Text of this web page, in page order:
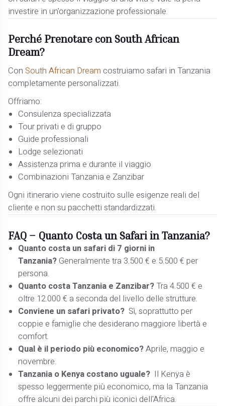
investire in un'organizzazione professionale.
Perché Prenotare con South African
Dream?
Con South African Dream costruiamo safari in Tanzania
completamente personalizzati.
Offriamo:
Consulenza specializzata
Tour privati e di gruppo
Guide professionali
Lodge selezionati
Assistenza prima e durante il viaggio
Combinazioni Tanzania e Zanzibar
Ogni itinerario viene costruito sulle esigenze reali del
cliente e non su pacchetti standardizzati.
FAQ – Quanto Costa un Safari in Tanzania?
Quanto costa un safari di 7 giorni in
Tanzania?Generalmente tra 3.500 € e 5.500 € per
persona.
Quanto costa Tanzania e Zanzibar? Tra 4.500 € e
oltre 12.000 € a seconda del livello delle strutture.
Conviene un safari privato? Sì, soprattutto per
coppie e famiglie che desiderano maggiore libertà e
comfort.
Qual è il periodo più economico?Aprile, maggio e
novembre.
Tanzania o Kenya costano uguale? Il Kenya è
spesso leggermente più economico, ma la Tanzania
offre alcuni dei parchi più iconici dell'Africa.